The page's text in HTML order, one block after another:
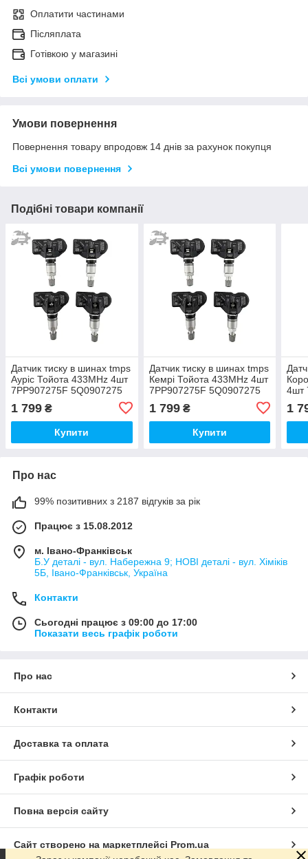
Оплатити частинами
Післяплата
Готівкою у магазині
Всі умови оплати
Умови повернення
Повернення товару впродовж 14 днів за рахунок покупця
Всі умови повернення
Подібні товари компанії
Датчик тиску в шинах tmps
Ауріс Тойота 433MHz 4шт
7PP907275F 5Q0907275
1 799 ₴
Купити
Датчик тиску в шинах tmps
Кемрі Тойота 433MHz 4шт
7PP907275F 5Q0907275
1 799₴
Купити
4шт
1
Про нас
99% позитивних з 2187 відгуків за рік
Працює з 15.08.2012
м. Івано-Франківськ
Б.У деталі - вул. Набережна 9; НОВІ деталі - вул. Хіміків
5Б, Івано-Франківськ, Україна
Контакти
Сьогодні працює з 09:00 до 17:00
Показати весь графік роботи
Про нас
Контакти
Доставка та оплата
Графік роботи
Повна версія сайту
Сайт створено на маркетплейсі Prom.ua